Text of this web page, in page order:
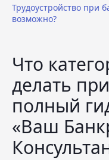
Трудоустройство при
возможно?
Что
делать
полный
«Ваш